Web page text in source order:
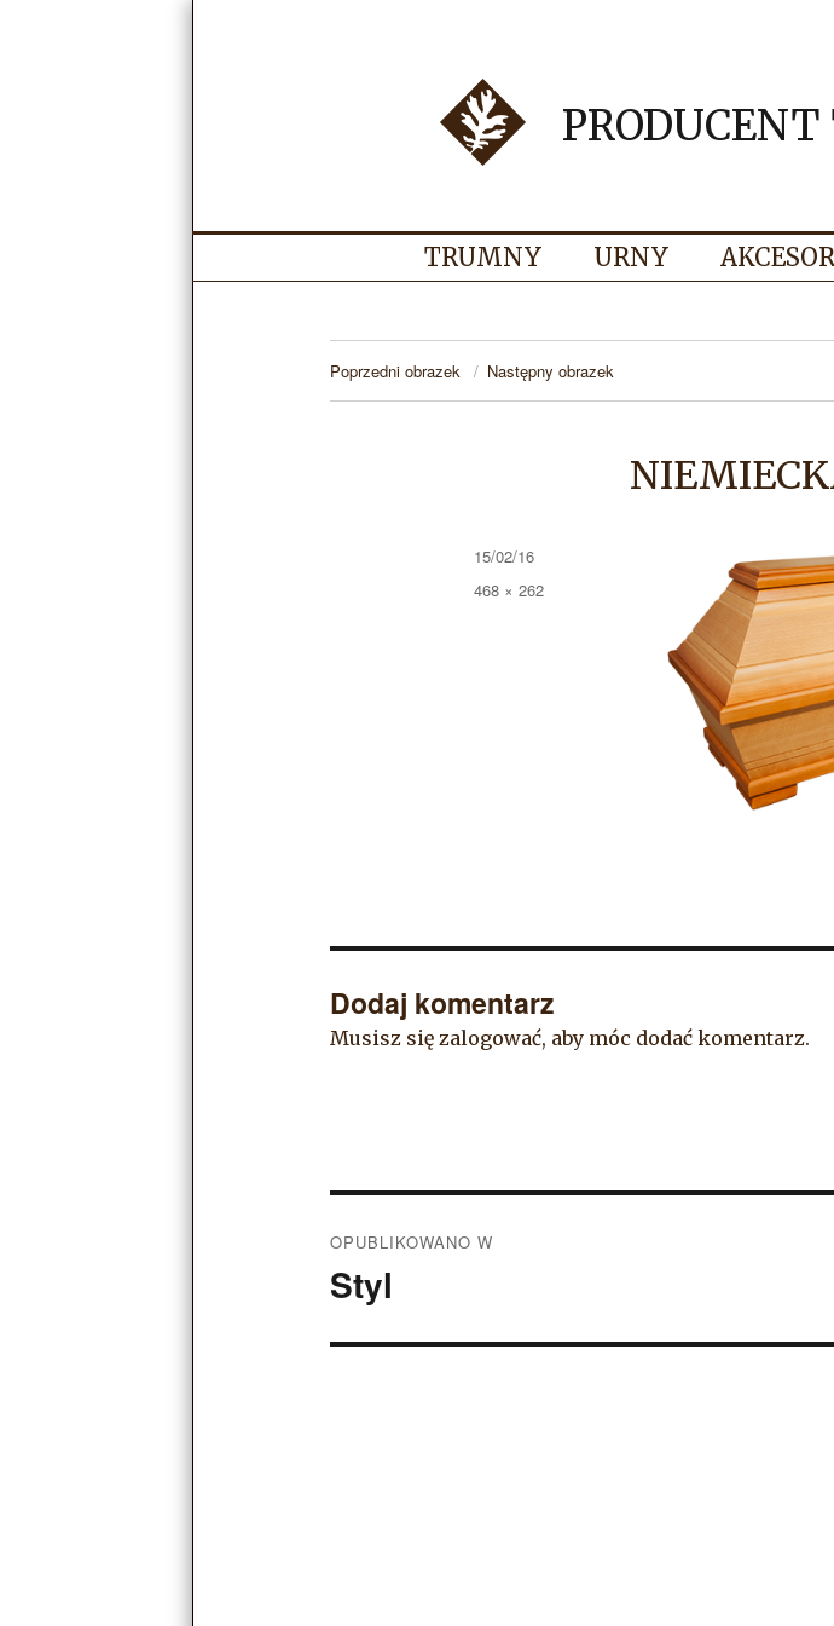
TRUMNY URNY
Poprzedni obrazek Następny obrazek
Opublikowano
15/02/16
Pełny
468 × 262
Dodaj komentarz
Musisz się zalogować, aby móc dodać komentarz.
wpisu
OPUBLIKOWANO W
Styl